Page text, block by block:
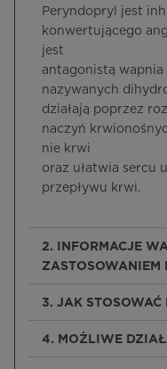
Peryndopryl jest
konwertującego
jest
antagonistą
nazywanych
działają poprzez
naczyń
nie krwi
oraz ułatwia sercu
przepływu krwi.
2. INFORMACJE
ZASTOSOWANIEM
3. JAK STOSOWAĆ
4. MOŻLIWE